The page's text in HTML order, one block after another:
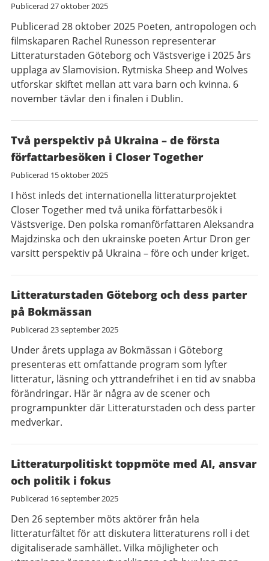
Publicerad 27 oktober 2025
Publicerad 28 oktober 2025 Poeten, antropologen och
filmskaparen Rachel Runesson representerar
Litteraturstaden Göteborg och Västsverige i 2025 års
upplaga av Slamovision. Rytmiska Sheep and Wolves
utforskar skiftet mellan att vara barn och kvinna. 6
november tävlar den i finalen i Dublin.
Två perspektiv på Ukraina – de första
författarbesöken i Closer Together
Publicerad 15 oktober 2025
I höst inleds det internationella litteraturprojektet
Closer Together med två unika författarbesök i
Västsverige. Den polska romanförfattaren Aleksandra
Majdzinska och den ukrainske poeten Artur Dron ger
varsitt perspektiv på Ukraina – före och under kriget.
Litteraturstaden Göteborg och dess parter
på Bokmässan
Publicerad 23 september 2025
Under årets upplaga av Bokmässan i Göteborg
presenteras ett omfattande program som lyfter
litteratur, läsning och yttrandefrihet i en tid av snabba
förändringar. Här är några av de scener och
programpunkter där Litteraturstaden och dess parter
medverkar.
Litteraturpolitiskt toppmöte med AI, ansvar
och politik i fokus
Publicerad 16 september 2025
Den 26 september möts aktörer från hela
litteraturfältet för att diskutera litteraturens roll i det
digitaliserade samhället. Vilka möjligheter och